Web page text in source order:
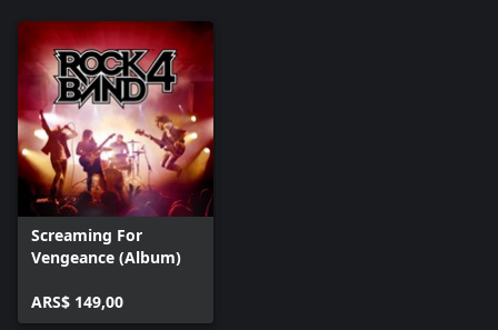
Screaming For
Vengeance (Album)
ARS$ 149,00